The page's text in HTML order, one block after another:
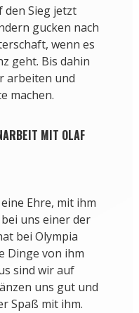
Sieg jetzt
gucken nach
wenn es
geht. Bis dahin
arbeiten und
machen.
MIT OLAF
Ehre, mit ihm
uns einer der
bei Olympia
Dinge von ihm
sind wir auf
uns gut und
Spaß mit ihm.